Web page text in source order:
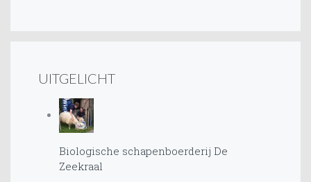
UITGELICHT
Biologische schapenboerderij De
Zeekraal